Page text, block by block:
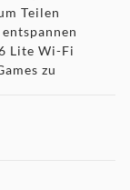
Teilen
Lite Wi-Fi
zu